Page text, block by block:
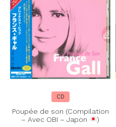
CD
Poupée de son (Compilation
– Avec OBI – Japon
)